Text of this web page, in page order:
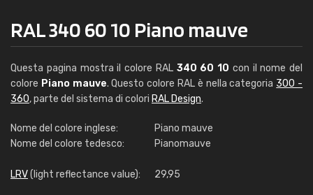
RAL 340 60 10 Piano mauve
Questa pagina mostra il colore RAL 340 60 10 con il nome del
colore Piano mauve. Questo colore RAL è nella categoria 300 -
360, parte del sistema di colori RAL Design.
Nome del colore inglese:
Piano mauve
Nome del colore tedesco:
Pianomauve
LRV(light reflectance value): 29,95